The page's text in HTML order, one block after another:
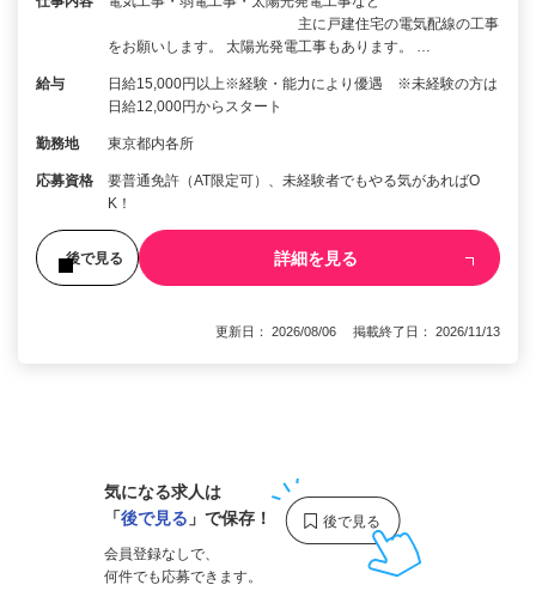
主に戸建住宅の電気配線の工事
をお願いします。 太陽光発電工事もあります。 …
給与
日給15,000円以上※経験・能力により優遇 ※未経験の方は
日給12,000円からスタート
勤務地 東京都内各所
応募資格
要普通免許（AT限定可）、未経験者でもやる気があればO
K！
後で見る 詳細を見る
更新日： 2026/08/06 掲載終了日： 2026/11/13
気になる求人は
「後で見る 」で保存！
会員登録なしで、
何件でも応募できます。